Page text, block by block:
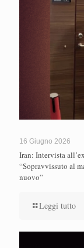
16 Giugno 2026
Iran: Intervista
“Sopravvissuto al
nuovo”
Leggi tutto